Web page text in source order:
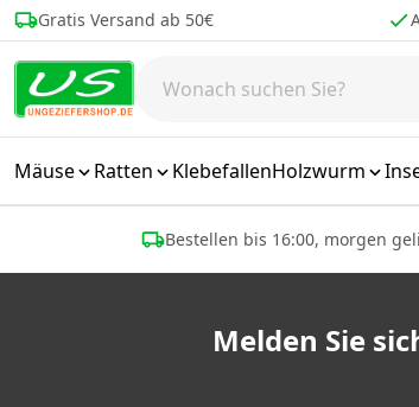
Zum Inhalt springen
Gratis Versand ab 50€
Mäuse Ratten KlebefallenHolzwurm
Bestellen bis 16:00, morgen
Melden Sie